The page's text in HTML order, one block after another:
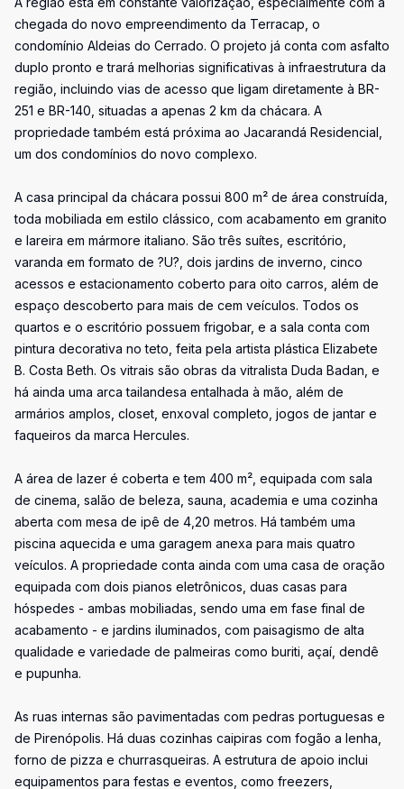
chegada do novo empreendimento da Terracap, o
condomínio Aldeias do Cerrado. O projeto já conta com asfalto
duplo pronto e trará melhorias significativas à infraestrutura da
região, incluindo vias de acesso que ligam diretamente à BR-
251 e BR-140, situadas a apenas 2 km da chácara. A
propriedade também está próxima ao Jacarandá Residencial,
um dos condomínios do novo complexo.
A casa principal da chácara possui 800 m² de área construída,
toda mobiliada em estilo clássico, com acabamento em granito
e lareira em mármore italiano. São três suítes, escritório,
varanda em formato de ?U?, dois jardins de inverno, cinco
acessos e estacionamento coberto para oito carros, além de
espaço descoberto para mais de cem veículos. Todos os
quartos e o escritório possuem frigobar, e a sala conta com
pintura decorativa no teto, feita pela artista plástica Elizabete
B. Costa Beth. Os vitrais são obras da vitralista Duda Badan, e
há ainda uma arca tailandesa entalhada à mão, além de
armários amplos, closet, enxoval completo, jogos de jantar e
faqueiros da marca Hercules.
A área de lazer é coberta e tem 400 m², equipada com sala
de cinema, salão de beleza, sauna, academia e uma cozinha
aberta com mesa de ipê de 4,20 metros. Há também uma
piscina aquecida e uma garagem anexa para mais quatro
veículos. A propriedade conta ainda com uma casa de oração
equipada com dois pianos eletrônicos, duas casas para
hóspedes - ambas mobiliadas, sendo uma em fase final de
acabamento - e jardins iluminados, com paisagismo de alta
qualidade e variedade de palmeiras como buriti, açaí, dendê
e pupunha.
As ruas internas são pavimentadas com pedras portuguesas e
de Pirenópolis. Há duas cozinhas caipiras com fogão a lenha,
forno de pizza e churrasqueiras. A estrutura de apoio inclui
equipamentos para festas e eventos, como freezers,